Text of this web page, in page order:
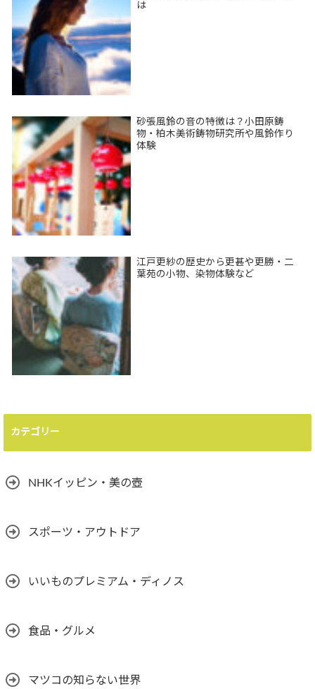
は
砂張風鈴の音の特徴は？小田原鋳
物・柏木美術鋳物研究所や風鈴作り
体験
江戸更紗の歴史から更甚や更勝・二
葉苑の小物、染物体験など
カテゴリー
NHKイッピン・美の壺
スポーツ・アウトドア
いいものプレミアム・ディノス
食品・グルメ
マツコの知らない世界